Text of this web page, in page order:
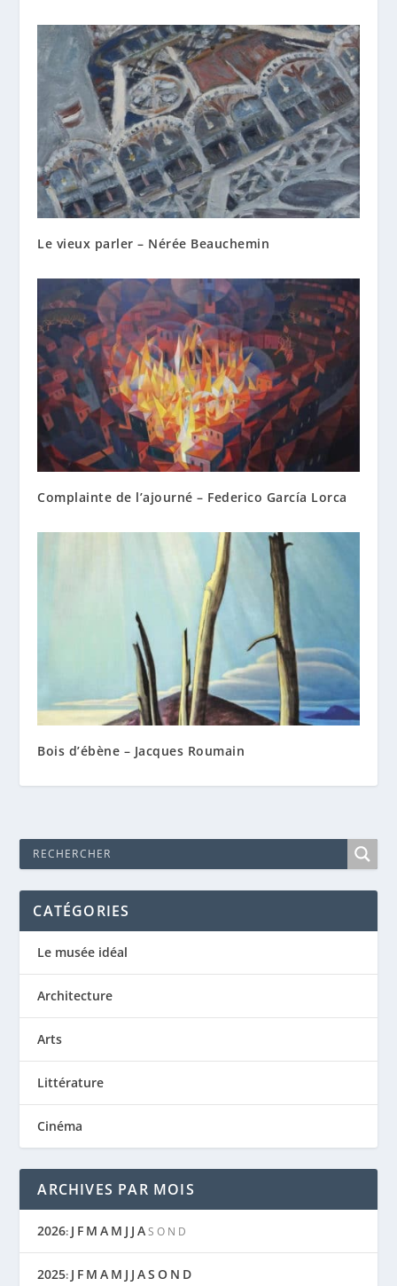
Le vieux parler – Nérée Beauchemin
Complainte de l’ajourné – Federico García Lorca
Bois d’ébène – Jacques Roumain
CATÉGORIES
Le musée idéal
Architecture
Arts
Littérature
Cinéma
ARCHIVES PAR MOIS
2026: J F M A M J J A S O N D
2025: J F M A M J J AS O N D